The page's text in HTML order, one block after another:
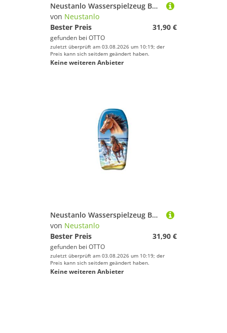
Neustanlo Wasserspielzeug Bodyboard 82 cm aus hochwertigem EPS für Schwimmhilfe und Surfbrett, Motiv: Pferd, ideal als Kickboard oder Schwimmbrett
von Neustanlo
Bester Preis
31,90 €
gefunden bei OTTO
zuletzt überprüft am 03.08.2026 um 10:19; der
Preis kann sich seitdem geändert haben.
Keine weiteren Anbieter
Neustanlo Wasserspielzeug Bodyboard 82 cm aus hochwertigem EPS für Schwimmhilfe oder Surfbrett, Motiv: Pferd, ideal als Kickboard oder Schwimmbrett
von Neustanlo
Bester Preis
31,90 €
gefunden bei OTTO
zuletzt überprüft am 03.08.2026 um 10:19; der
Preis kann sich seitdem geändert haben.
Keine weiteren Anbieter